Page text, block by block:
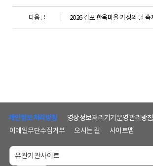
다음글
개인정보처리방침 영상정보처리기기운영관리방침
이메일무단수집거부
오시는 길 사이트맵